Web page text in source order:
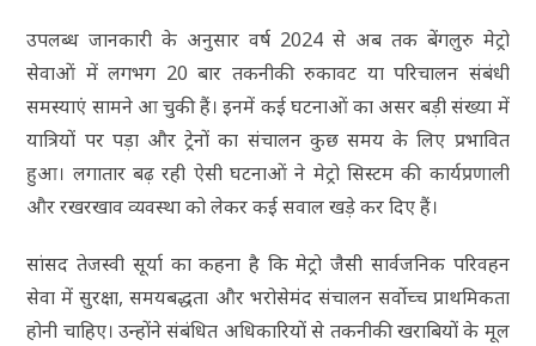
उपलब्ध जानकारी के अनुसार वर्ष 2024 से अब तक बेंगलुरु मेट्रो
सेवाओं में लगभग 20 बार तकनीकी रुकावट या परिचालन संबंधी
समस्याएं सामने आ चुकी हैं। इनमें कई घटनाओं का असर बड़ी संख्या में
यात्रियों पर पड़ा और ट्रेनों का संचालन कुछ समय के लिए प्रभावित
हुआ। लगातार बढ़ रही ऐसी घटनाओं ने मेट्रो सिस्टम की कार्यप्रणाली
और रखरखाव व्यवस्था को लेकर कई सवाल खड़े कर दिए हैं।
सांसद तेजस्वी सूर्या का कहना है कि मेट्रो जैसी सार्वजनिक परिवहन
सेवा में सुरक्षा, समयबद्धता और भरोसेमंद संचालन सर्वोच्च प्राथमिकता
होनी चाहिए। उन्होंने संबंधित अधिकारियों से तकनीकी खराबियों के मूल